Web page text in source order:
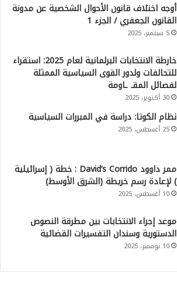
أوجه اختلاف قانون الأحوال الشخصية عن مدونة
القانون الجعفري / الجزء 1
5 سبتمبر، 2025
خارطة الانتخابات البرلمانية لعام 2025: استقراء
للتحالفات ولدور القوى السياسية الممثلة
لفصائل المقـ ـاومة
30 أكتوبر، 2025
نظام الكوتا: دراسة في المبررات السياسية
25 أغسطس، 2025
ممر داوود David’s Corrido : خطة ( إسرائيلية
) لإعادة رسم خريطة (الشرق الأوسط)
10 أغسطس، 2025
موعد إجراء الانتخابات بين مطرقة النصوص
الدستورية وسندان التفسيرات القضائية
10 نوفمبر، 2025